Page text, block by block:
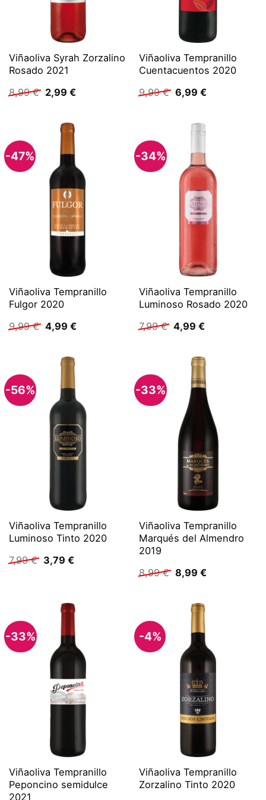
Viñaoliva Syrah Zorzalino
Rosado 2021
8,99€ Ursprünglicher
Preis
8,99 €
2,99 €Aktueller
Viñaoliva Tempranillo
Cuentacuentos 2020
9,99€ Ursprünglicher
Preis
9,99 €
6,99 €Aktueller
-47%
Viñaoliva Tempranillo
Fulgor 2020
9,99€ Ursprünglicher
Preis
9,99 €
4,99 €Aktueller
-34%
Viñaoliva Tempranillo
Luminoso Rosado 2020
7,99€ Ursprünglicher
Preis
7,99 €
4,99 €Aktueller
4,99 €.
-56%
Viñaoliva Tempranillo
Luminoso Tinto 2020
7,99€ Ursprünglicher
Preis
3,79 €Aktueller
-33%
Viñaoliva Tempranillo
Marqués del Almendro
2019
8,99€ Ursprünglicher
Preis
8,99 €
8,99 €Aktueller
-33%
Viñaoliva Tempranillo
Peponcino semidulce
2021
-4%
Viñaoliva Tempranillo
Zorzalino Tinto 2020